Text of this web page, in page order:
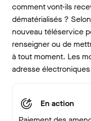
comment vont-ils
dématérialisés ?
nouveau téléservice
renseigner ou de
à tout moment. Les
adresse
En action